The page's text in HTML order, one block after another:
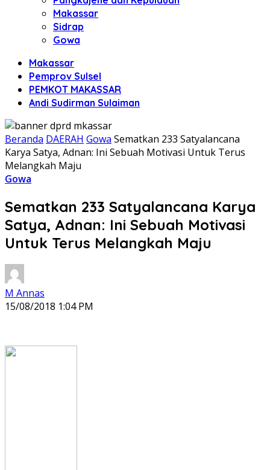
Makassar
Sidrap
Gowa
Makassar
Pemprov Sulsel
PEMKOT MAKASSAR
Andi Sudirman Sulaiman
Beranda DAERAH Gowa Sematkan 233 Satyalancana
Karya Satya, Adnan: Ini Sebuah Motivasi Untuk Terus
Melangkah Maju
Gowa
Sematkan 233 Satyalancana Karya
Satya, Adnan: Ini Sebuah Motivasi
Untuk Terus Melangkah Maju
M Annas
15/08/2018 1:04 PM